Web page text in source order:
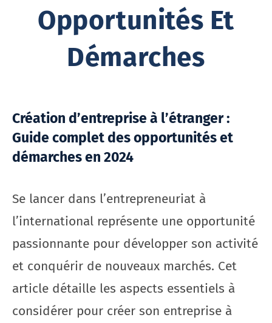
Opportunités Et
Démarches
Création d’entreprise à l’étranger :
Guide complet des opportunités et
démarches en 2024
Se lancer dans l’entrepreneuriat à
l’international représente une opportunité
passionnante pour développer son activité
et conquérir de nouveaux marchés. Cet
article détaille les aspects essentiels à
considérer pour créer son entreprise à